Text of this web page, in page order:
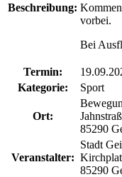
Beschreibung:
vorbei.
Bei
Termin:
Kategorie:
Sport
Ort:
85290
Veranstalter:
Stadt
85290